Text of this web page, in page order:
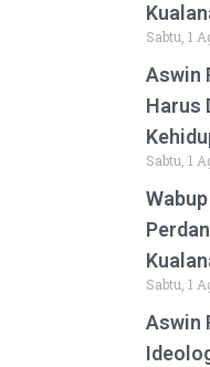
Sabtu, 1
Aswin
Harus
Sabtu, 1
Sabtu, 1
Aswin